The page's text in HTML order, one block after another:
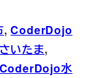
,CoderDojo
いたま,
CoderDojo水